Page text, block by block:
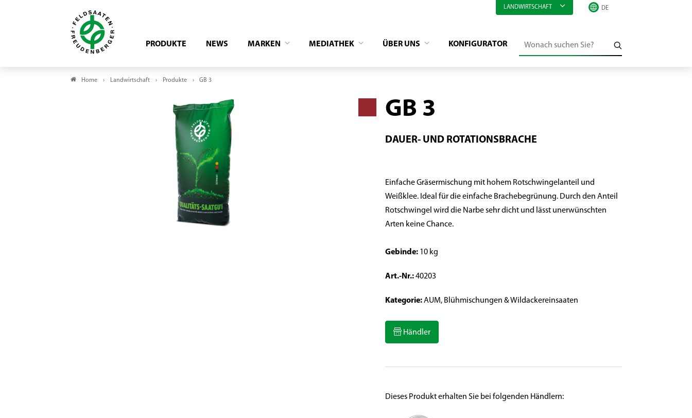
LANDWIRTSCHAFT
PRODUKTE NEWS MARKEN MEDIATHEK ÜBER UNS KONFIGURATOR
Home Landwirtschaft Produkte GB 3
GB 3
DAUER- UND ROTATIONSBRACHE
Einfache Gräsermischung mit hohem Rotschwingelanteil und
Weißklee. Ideal für die einfache Brachebegrünung. Durch den Anteil
Rotschwingel wird die Narbe sehr dicht und lässt unerwünschten
Arten keine Chance.
Gebinde: 10 kg
Art.-Nr.:40203
Kategorie:AUM, Blühmischungen & Wildackereinsaaten
Händler
Dieses Produkt erhalten Sie bei folgenden Händlern: